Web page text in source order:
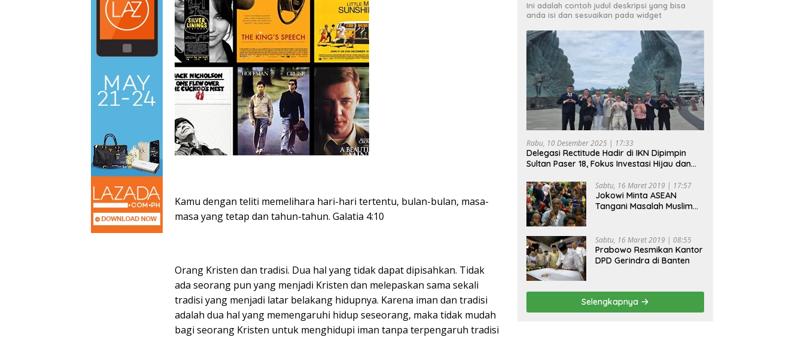
Kamu dengan teliti memelihara hari-hari tertentu, bulan-bulan, masa-
masa yang tetap dan tahun-tahun. Galatia 4:10
Orang Kristen dan tradisi. Dua hal yang tidak dapat dipisahkan. Tidak
ada seorang pun yang menjadi Kristen dan melepaskan sama sekali
tradisi yang menjadi latar belakang hidupnya. Karena iman dan tradisi
adalah dua hal yang memengaruhi hidup seseorang, maka tidak mudah
bagi seorang Kristen untuk menghidupi iman tanpa terpengaruh tradisi
Ini adalah contoh judul deskripsi yang bisa
anda isi dan sesuaikan pada widget
Rabu, 10 Desember 2025 | 17:33
Delegasi Rectitude Hadir di IKN Dipimpin
Sultan Paser 18, Fokus Investasi Hijau dan
Sabtu, 16 Maret 2019 | 17:57
Jokowi Minta ASEAN
Tangani Masalah Muslim
Sabtu, 16 Maret 2019 | 08:55
Prabowo Resmikan Kantor
DPD Gerindra di Banten
Selengkapnya